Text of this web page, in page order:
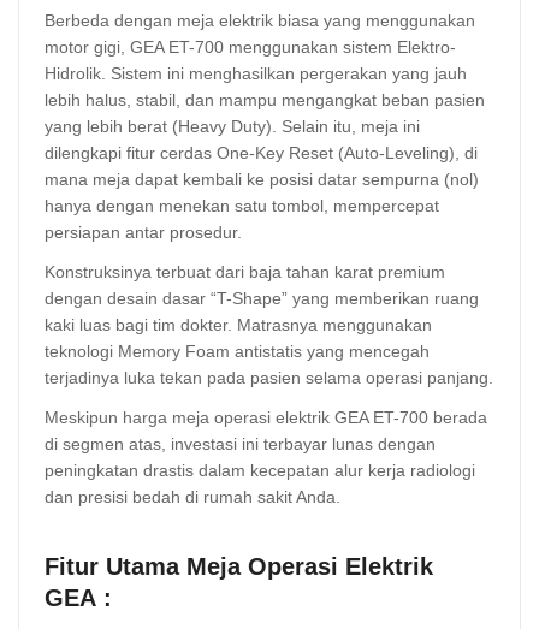
Berbeda dengan meja elektrik biasa yang menggunakan
motor gigi, GEA ET-700 menggunakan sistem Elektro-
Hidrolik. Sistem ini menghasilkan pergerakan yang jauh
lebih halus, stabil, dan mampu mengangkat beban pasien
yang lebih berat (Heavy Duty). Selain itu, meja ini
dilengkapi fitur cerdas One-Key Reset (Auto-Leveling), di
mana meja dapat kembali ke posisi datar sempurna (nol)
hanya dengan menekan satu tombol, mempercepat
persiapan antar prosedur.
Konstruksinya terbuat dari baja tahan karat premium
dengan desain dasar “T-Shape” yang memberikan ruang
kaki luas bagi tim dokter. Matrasnya menggunakan
teknologi Memory Foam antistatis yang mencegah
terjadinya luka tekan pada pasien selama operasi panjang.
Meskipun harga meja operasi elektrik GEA ET-700 berada
di segmen atas, investasi ini terbayar lunas dengan
peningkatan drastis dalam kecepatan alur kerja radiologi
dan presisi bedah di rumah sakit Anda.
Fitur Utama Meja Operasi Elektrik
GEA :